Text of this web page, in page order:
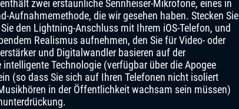
zwei erstaunliche Sennheiser-Mikrofone, eines in
Aufnahmemethode, die wir gesehen haben. Stecken Sie
den Lightning-Anschluss mit Ihrem iOS-Telefon, und
Realismus aufnehmen, den Sie für Video- oder
und Digitalwandler basieren auf der
Technologie (verfügbar über die Apogee
(so dass Sie sich auf Ihren Telefonen nicht isoliert
in der Öffentlichkeit wachsam sein müssen)